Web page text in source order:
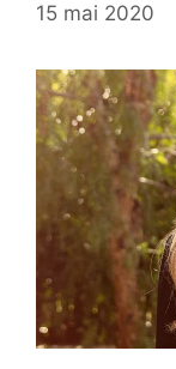
15 mai 2020